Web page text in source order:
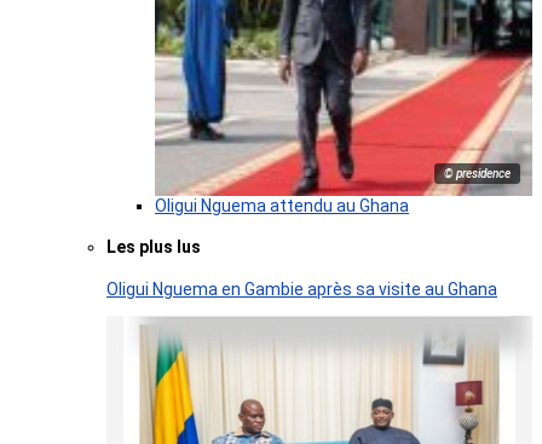
© presidence
Oligui Nguema attendu au Ghana
Les plus lus
Oligui Nguema en Gambie après sa visite au Ghana